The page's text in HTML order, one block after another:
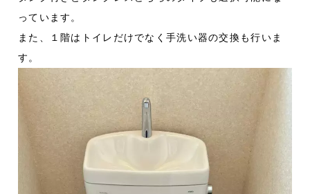
っています。
また、１階はトイレだけでなく手洗い器の交換も行いま
す。